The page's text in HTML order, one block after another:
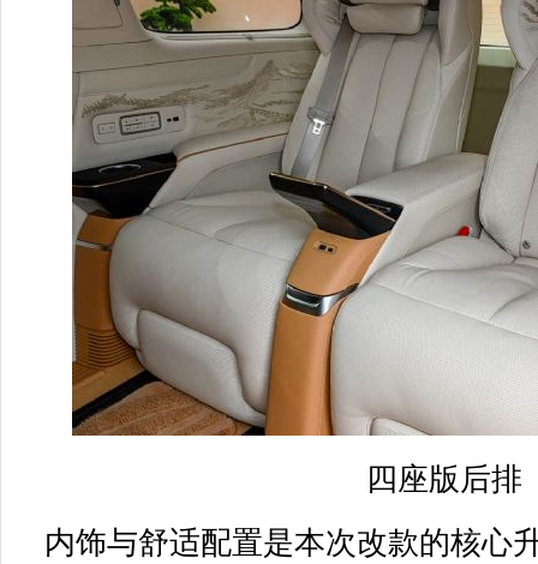
四座版后排
内饰与舒适配置是本次改款的核心